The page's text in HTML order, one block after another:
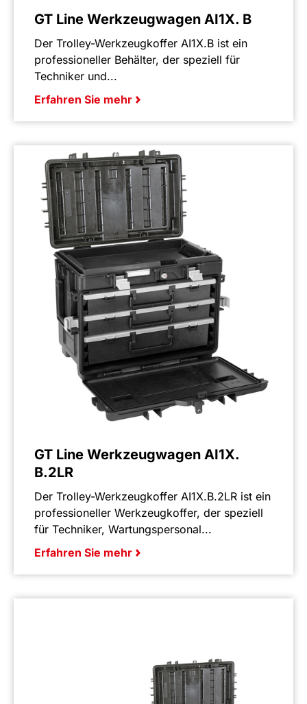
GT Line Werkzeugwagen AI1X. B
Der Trolley-Werkzeugkoffer AI1X.B ist ein
professioneller Behälter, der speziell für
Techniker und...
Erfahren Sie mehr
GT Line Werkzeugwagen AI1X.
B.2LR
Der Trolley-Werkzeugkoffer AI1X.B.2LR ist ein
professioneller Werkzeugkoffer, der speziell
für Techniker, Wartungspersonal...
Erfahren Sie mehr